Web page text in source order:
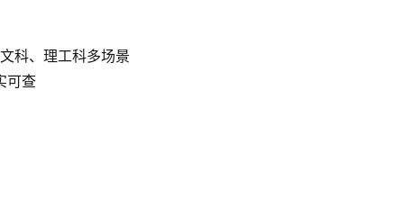
科、理工科多场景
可查